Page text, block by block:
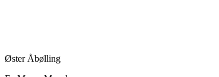
Øster Åbølling